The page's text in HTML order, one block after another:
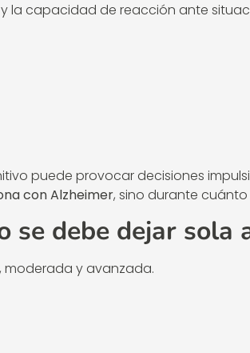
la capacidad de reacción ante
puede provocar decisiones
con Alzheimer, sino durante
se debe dejar sola
moderada y avanzada.